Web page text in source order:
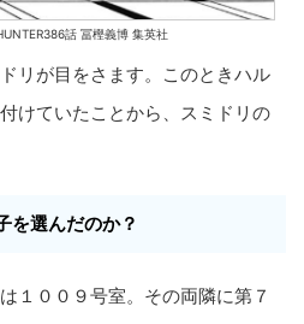
話 冨樫義博 集英社
リが目をさます。このときハル
けていたことから、スミドリの
を選んだのか？
１００９号室。その両隣に第７